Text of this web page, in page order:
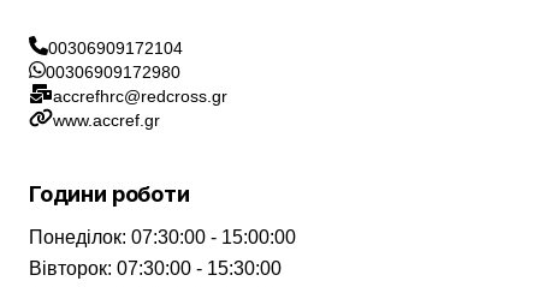
00306909172104
00306909172980
accrefhrc@redcross.gr
www.accref.gr
Години роботи
Понеділок: 07:30:00 - 15:00:00
Вівторок: 07:30:00 - 15:30:00